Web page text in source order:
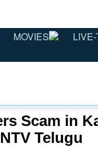
MOVIES
Scam in
NTV Telugu